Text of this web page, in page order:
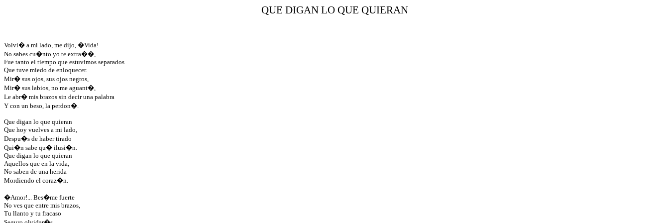
QUE DIGAN LO QUE QUIERAN
Volvi� a mi lado, me dijo, �Vida!
No sabes cu�nto yo te extra��,
Fue tanto el tiempo que estuvimos separados
Que tuve miedo de enloquecer.
Mir� sus ojos, sus ojos negros,
Mir� sus labios, no me aguant�,
Le abr� mis brazos sin decir una palabra
Y con un beso, la perdon�.
Que digan lo que quieran
Que hoy vuelves a mi lado,
Despu�s de haber tirado
Qui�n sabe qu� ilusi�n.
Que digan lo que quieran
Aquellos que en la vida,
No saben de una herida
Mordiendo el coraz�n.
�Amor!... Bes�me fuerte
No ves que entre mis brazos,
Tu llanto y tu fracaso